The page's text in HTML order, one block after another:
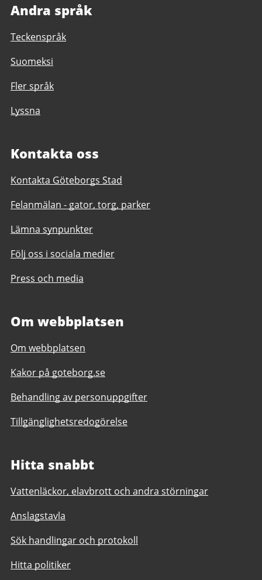
Andra språk
Teckenspråk
Suomeksi
Fler språk
Lyssna
Kontakta oss
Kontakta Göteborgs Stad
Felanmälan - gator, torg, parker
Lämna synpunkter
Följ oss i sociala medier
Press och media
Om webbplatsen
Om webbplatsen
Kakor på goteborg.se
Behandling av personuppgifter
Tillgänglighetsredogörelse
Hitta snabbt
Vattenläckor, elavbrott och andra störningar
Anslagstavla
Sök handlingar och protokoll
Hitta politiker